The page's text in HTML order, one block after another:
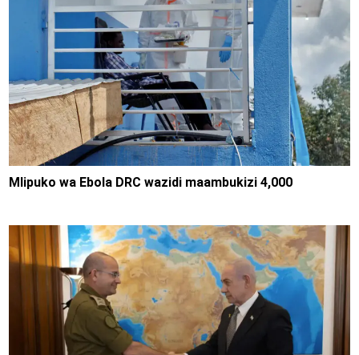
Mlipuko wa Ebola DRC wazidi maambukizi 4,000